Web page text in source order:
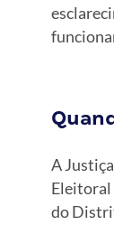
A
Eleitoral
do